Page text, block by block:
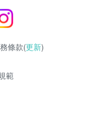
條款(更新)
範